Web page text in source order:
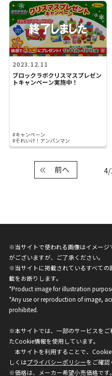
2023.12.11
ブロックラボクリスマスプレゼン
トキャンペーン実施中！
#キャンペーン
#それいけ！アンパンマン
4/
前へ
※当サイトで使われる画像はイメージ
がございますが、ご了承ください。
※当サイトに掲載されているすべて
載をお断りします。
*Product image for illustration
*Any use or reproduction of image,
prohibited.
※本サイトでは、一部のサービスを
たCookie情報を使用しています。
本サイトを利用することで、
しくはプライバシーポリシーをご確認
※価格は、メーカー希望小売価格です。